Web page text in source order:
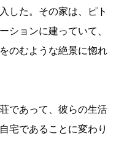
した。その家は、ピト
ションに建っていて、
のむような絶景に惚れ
であって、彼らの生活
宅であることに変わり